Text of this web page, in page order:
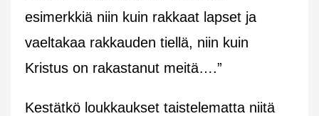
esimerkkiä niin kuin rakkaat lapset ja
vaeltakaa rakkauden tiellä, niin kuin
Kristus on rakastanut meitä….”
Kestätkö loukkaukset taistelematta niitä